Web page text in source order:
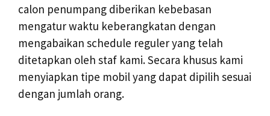
calon penumpang diberikan kebebasan
mengatur waktu keberangkatan dengan
mengabaikan schedule reguler yang telah
ditetapkan oleh staf kami. Secara khusus kami
menyiapkan tipe mobil yang dapat dipilih sesuai
dengan jumlah orang.